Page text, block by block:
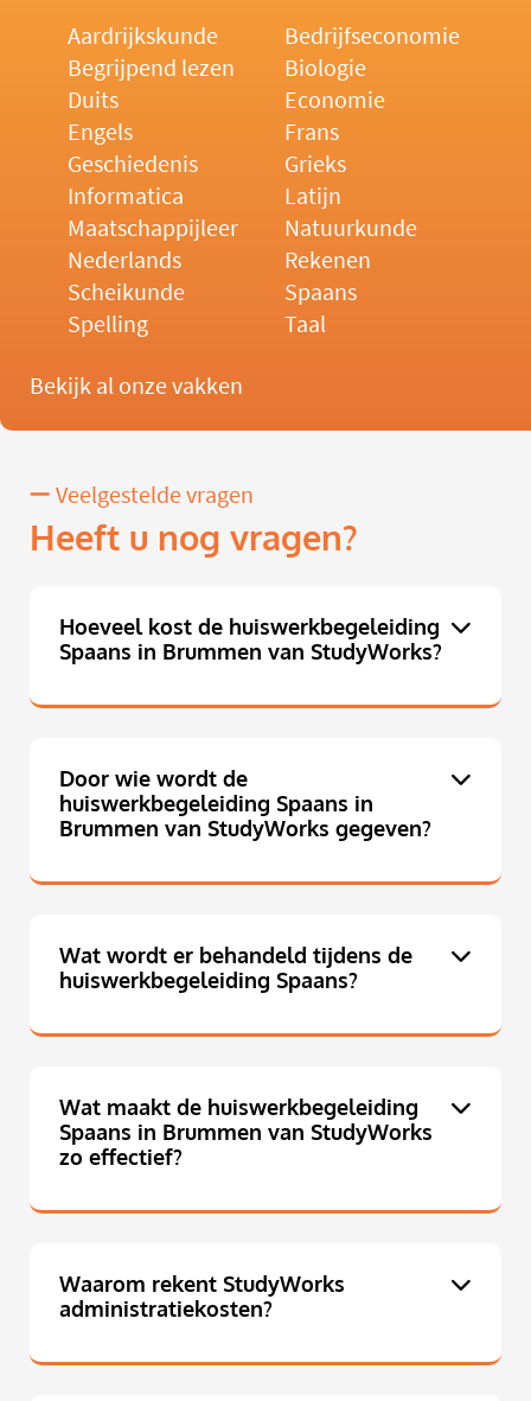
Aardrijkskunde
Bedrijfseconomie
Begrijpend lezen
Biologie
Duits
Economie
Engels
Frans
Geschiedenis
Grieks
Informatica
Latijn
Maatschappijleer
Natuurkunde
Nederlands
Rekenen
Scheikunde
Spaans
Spelling
Taal
Bekijk al onze vakken
Veelgestelde vragen
Heeft u nog vragen?
Hoeveel kost de huiswerkbegeleiding
Spaans in Brummen van StudyWorks?
Door wie wordt de
huiswerkbegeleiding Spaans in
Brummen van StudyWorks gegeven?
Wat wordt er behandeld tijdens de
huiswerkbegeleiding Spaans?
Wat maakt de huiswerkbegeleiding
Spaans in Brummen van StudyWorks
zo effectief?
Waarom rekent StudyWorks
administratiekosten?